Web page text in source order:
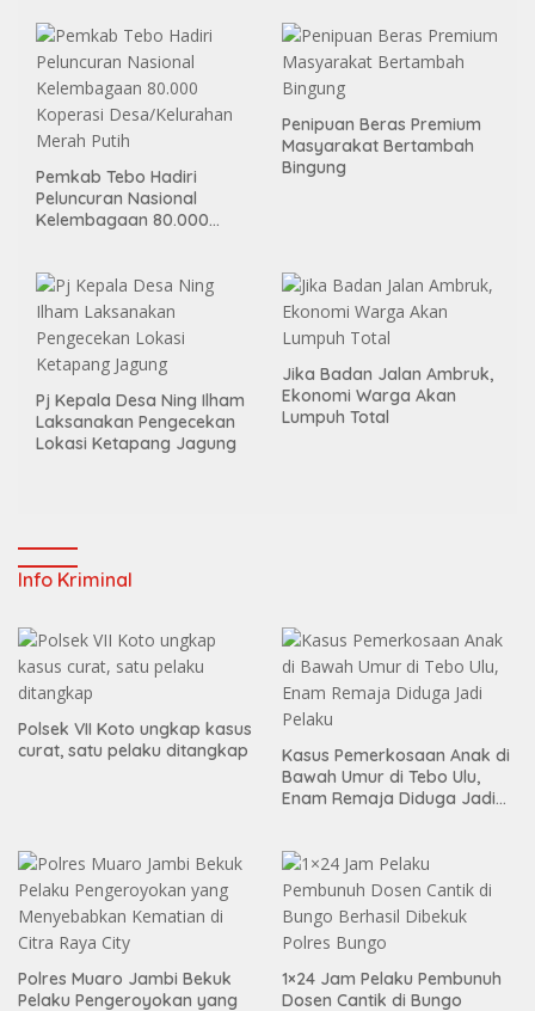
Pemkab Tebo Hadiri
Peluncuran Nasional
Kelembagaan 80.000
Penipuan Beras Premium
Masyarakat Bertambah
Bingung
Pj Kepala Desa Ning Ilham
Laksanakan Pengecekan
Lokasi Ketapang Jagung
Jika Badan Jalan Ambruk,
Ekonomi Warga Akan
Lumpuh Total
Info Kriminal
Polsek VII Koto ungkap kasus
curat, satu pelaku ditangkap
Kasus Pemerkosaan Anak di
Bawah Umur di Tebo Ulu,
Enam Remaja Diduga Jadi
Polres Muaro Jambi Bekuk
Pelaku Pengeroyokan yang
1×24 Jam Pelaku Pembunuh
Dosen Cantik di Bungo